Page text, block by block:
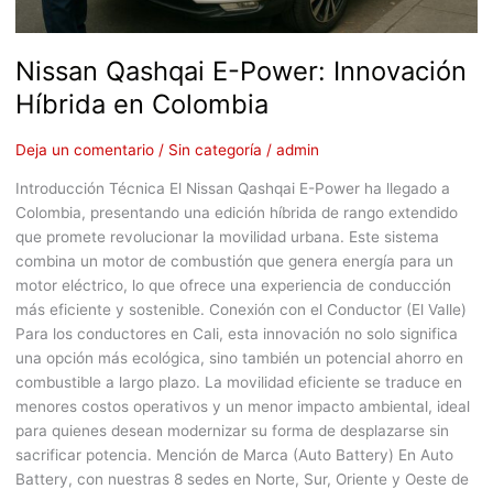
Nissan Qashqai E-Power: Innovación
Híbrida en Colombia
Deja un comentario / Sin categoría / admin
Introducción Técnica El Nissan Qashqai E-Power ha llegado a
Colombia, presentando una edición híbrida de rango extendido
que promete revolucionar la movilidad urbana. Este sistema
combina un motor de combustión que genera energía para un
motor eléctrico, lo que ofrece una experiencia de conducción
más eficiente y sostenible. Conexión con el Conductor (El Valle)
Para los conductores en Cali, esta innovación no solo significa
una opción más ecológica, sino también un potencial ahorro en
combustible a largo plazo. La movilidad eficiente se traduce en
menores costos operativos y un menor impacto ambiental, ideal
para quienes desean modernizar su forma de desplazarse sin
sacrificar potencia. Mención de Marca (Auto Battery) En Auto
Battery, con nuestras 8 sedes en Norte, Sur, Oriente y Oeste de